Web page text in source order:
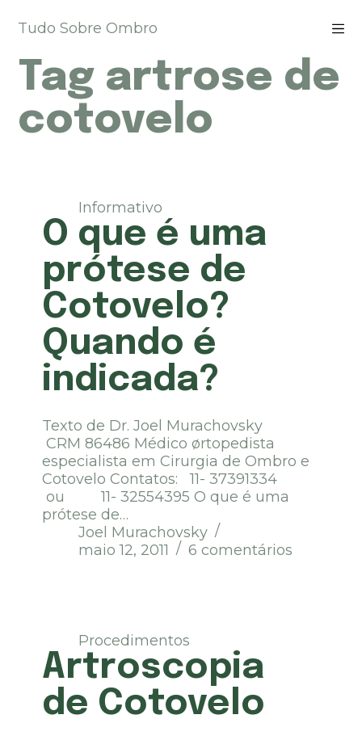
u
a
a
Tudo Sobre Ombro
Tag artrose de
cotovelo
Informativo
O que é uma
prótese de
Cotovelo?
Quando é
indicada?
Texto de Dr. Joel Murachovsky
CRM 86486 Médico ørtopedista
especialista em Cirurgia de Ombro e
Cotovelo Contatos: 11- 37391334
ou 11- 32554395 O que é uma
prótese de…
Joel Murachovsky
maio 12, 2011
6 comentários
Procedimentos
Artroscopia
de Cotovelo